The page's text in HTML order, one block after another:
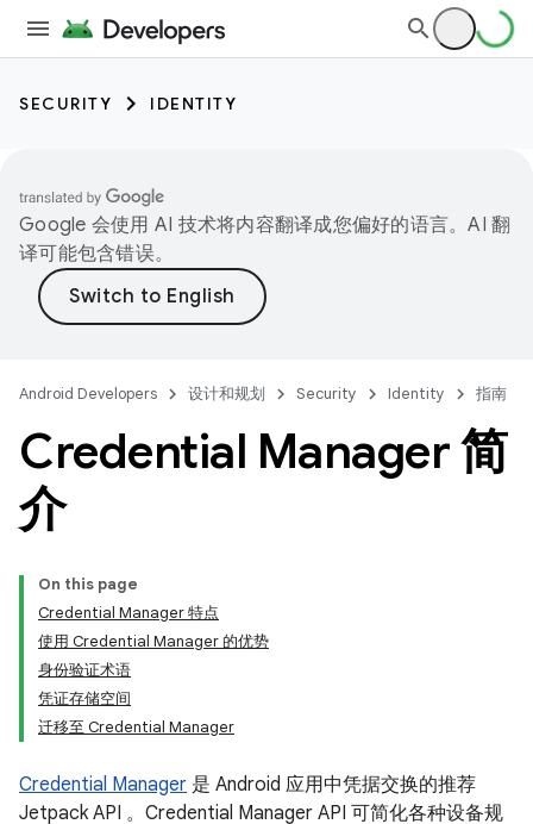
SECURITY IDENTITY
Google 会使用 AI 技术将内容翻译成您偏好的语言。AI 翻
译可能包含错误。
Android Developers 设计和规划 Security Identity 指南
Credential Manager 简
介
On this page
Credential Manager 特点
使用 Credential Manager 的优势
身份验证术语
凭证存储空间
迁移至 Credential Manager
Credential Manager 是 Android 应用中凭据交换的推荐
Jetpack API 。Credential Manager API 可简化各种设备规